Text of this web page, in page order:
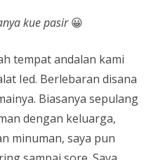
kue pasir😀
tempat andalan kami
Ied. Berlebaran disana
Biasanya sepulang
dengan keluarga,
minuman, saya pun